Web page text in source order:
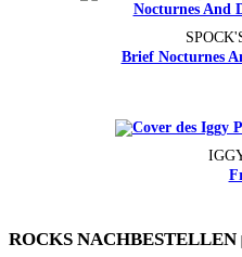
Brief Nocturnes
ROCKS NACHBESTELLEN